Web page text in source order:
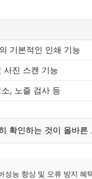
기본적인 인쇄 기능
사진 스캔 기능
, 노즐 검사 등
확인하는 것이 올바
성능 향상 및 오류 방지 혜